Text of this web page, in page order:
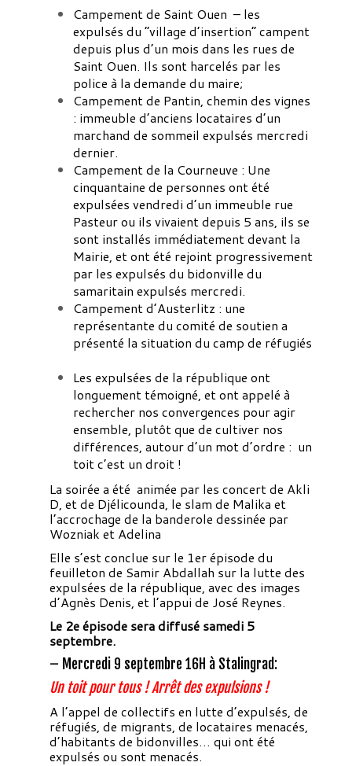
Campement de Saint Ouen – les
expulsés du “village d’insertion” campent
depuis plus d’un mois dans les rues de
Saint Ouen. Ils sont harcelés par les
police à la demande du maire;
Campement de Pantin, chemin des vignes
: immeuble d’anciens locataires d’un
marchand de sommeil expulsés mercredi
dernier.
Campement de la Courneuve : Une
cinquantaine de personnes ont été
expulsées vendredi d’un immeuble rue
Pasteur ou ils vivaient depuis 5 ans, ils se
sont installés immédiatement devant la
Mairie, et ont été rejoint progressivement
par les expulsés du bidonville du
samaritain expulsés mercredi.
Campement d’Austerlitz : une
représentante du comité de soutien a
présenté la situation du camp de réfugiés
Les expulsées de la république ont
longuement témoigné, et ont appelé à
rechercher nos convergences pour agir
ensemble, plutôt que de cultiver nos
différences, autour d’un mot d’ordre : un
toit c’est un droit !
La soirée a été animée par les concert de Akli
D, et de Djélicounda, le slam de Malika et
l’accrochage de la banderole dessinée par
Wozniak et Adelina
Elle s’est conclue sur le 1er épisode du
feuilleton de Samir Abdallah sur la lutte des
expulsées de la république, avec des images
d’Agnès Denis, et l’appui de José Reynes.
Le 2e épisode sera diffusé samedi 5
septembre.
– Mercredi 9 septembre 16H à Stalingrad:
Un toit pour tous ! Arrêt des expulsions !
A l’appel de collectifs en lutte d’expulsés, de
réfugiés, de migrants, de locataires menacés,
d’habitants de bidonvilles… qui ont été
expulsés ou sont menacés.